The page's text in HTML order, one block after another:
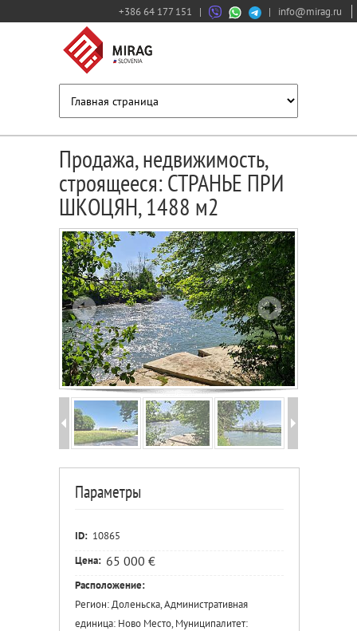
+386 64 177 151 | | info@mirag.ru
Продажа, недвижимость,
строящееся: СТРАНЬЕ ПРИ
ШКОЦЯН, 1488 м2
Параметры
ID: 10865
Цена: 65 000 €
Расположение:
Регион: Доленьска, Административная
единица: Ново Место, Муниципалитет: